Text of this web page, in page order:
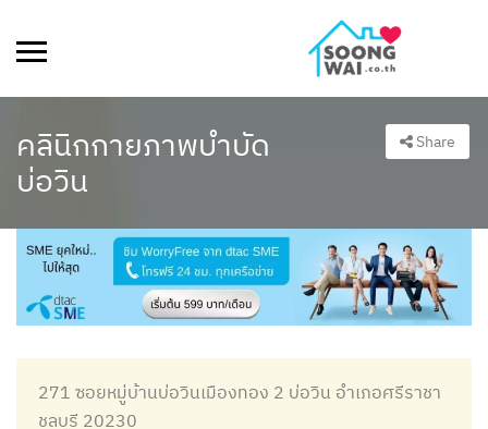
คลินิกกายภาพบำบัด
บ่อวิน
Share
271 ซอยหมู่บ้านบ่อวินเมืองทอง 2 บ่อวิน อำเภอศรีราชา
ชลบุรี 20230